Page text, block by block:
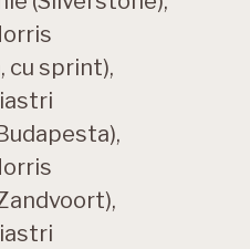
cu sprint),